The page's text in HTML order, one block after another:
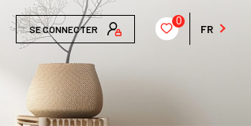
SE CONNECTER
0
FR